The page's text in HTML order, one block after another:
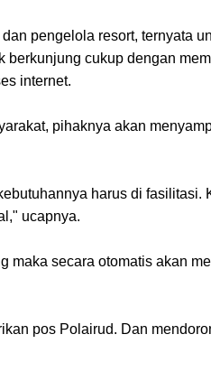
pengelola resort, ternyata
cukup dengan
internet.
pihaknya akan
harus di fasilitasi.
ucapnya.
maka secara otomatis akan
pos Polairud. Dan